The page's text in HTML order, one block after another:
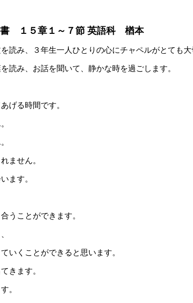
書 １５章１～７節 英語科 楢本
読み、３年生一人ひとりの心にチャペルがとても
読み、お話を聞いて、静かな時を過ごします。
げる時間です。
ません。
ます。
うことができます。
いくことができると思います。
きます。
。